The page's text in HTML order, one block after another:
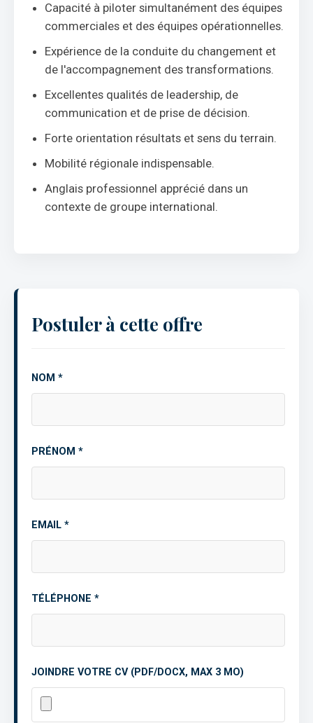
Capacité à piloter simultanément des équipes
commerciales et des équipes opérationnelles.
Expérience de la conduite du changement et
de l'accompagnement des transformations.
Excellentes qualités de leadership, de
communication et de prise de décision.
Forte orientation résultats et sens du terrain.
Mobilité régionale indispensable.
Anglais professionnel apprécié dans un
contexte de groupe international.
Postuler à cette offre
NOM *
PRÉNOM *
EMAIL *
TÉLÉPHONE *
JOINDRE VOTRE CV (PDF/DOCX, MAX 3 MO)